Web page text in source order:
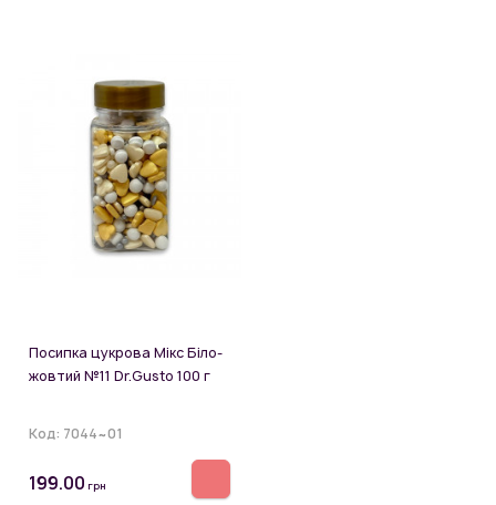
Посипка цукрова Мікс Біло-
жовтий №11 Dr.Gusto 100 г
Код: 7044~01
199.00 грн